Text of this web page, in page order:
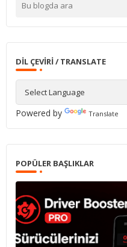
DIL ÇEVIRI / TRANSLATE
Powered by Translate
POPÜLER BAŞLIKLAR